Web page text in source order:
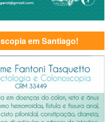
em Santiago!